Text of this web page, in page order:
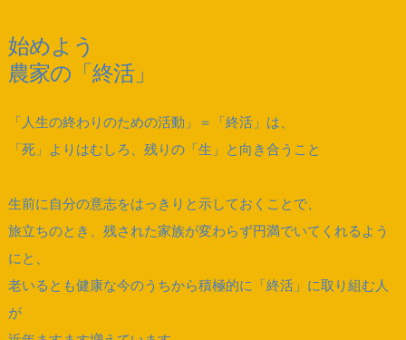
始めよう
農家の「終活」
「人生の終わりのための活動」＝「終活」は、
「死」よりはむしろ、残りの「生」と向き合うこと
生前に自分の意志をはっきりと示しておくことで、
旅立ちのとき、残された家族が変わらず円満でいてくれるよう
にと、
老いるとも健康な今のうちから積極的に「終活」に取り組む人
が